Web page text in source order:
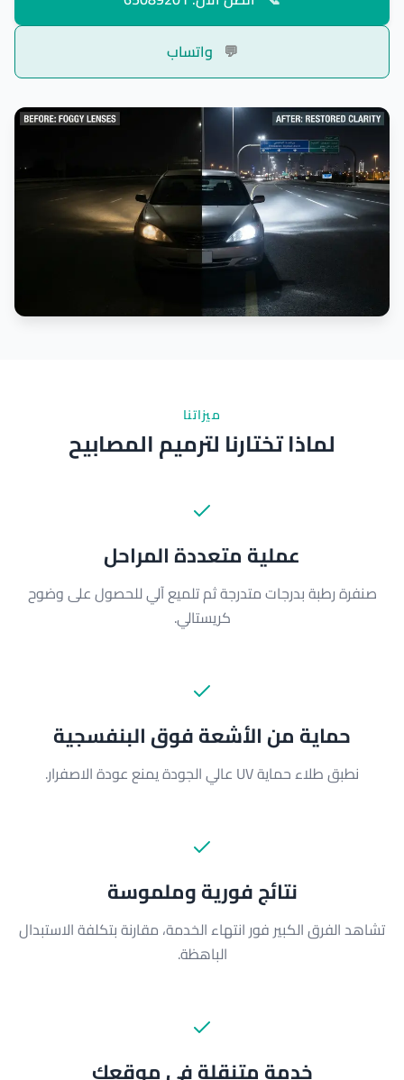
💬 واتساب
ميزاتنا
لماذا تختارنا لترميم المصابيح
عملية متعددة المراحل
صنفرة رطبة بدرجات متدرجة ثم تلميع آلي للحصول على وضوح
كريستالي.
حماية من الأشعة فوق البنفسجية
نطبق طلاء حماية UV عالي الجودة يمنع عودة الاصفرار.
نتائج فورية وملموسة
تشاهد الفرق الكبير فور انتهاء الخدمة، مقارنة بتكلفة الاستبدال
الباهظة.
خدمة متنقلة في موقعك